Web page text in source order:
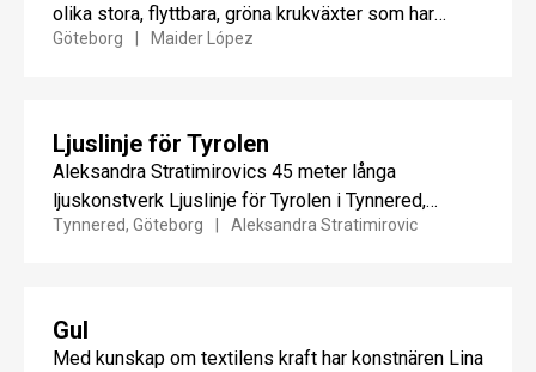
olika stora, flyttbara, gröna krukväxter som har
installerats hängande från...
Göteborg Maider López
Ljuslinje för Tyrolen
Aleksandra Stratimirovics 45 meter långa
ljuskonstverk Ljuslinje för Tyrolen i Tynnered,
Göteborg, tar ett fast grepp runt den...
Tynnered, Göteborg Aleksandra Stratimirovic
Gul
Med kunskap om textilens kraft har konstnären Lina